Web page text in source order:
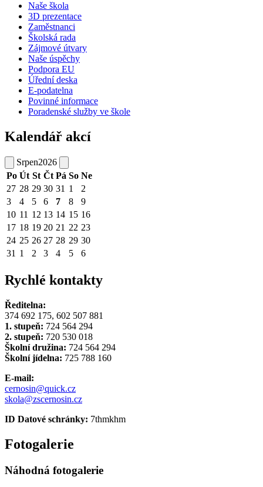
Naše škola
3D prezentace
Zaměstnanci
Školská rada
Zájmové útvary
Naše úspěchy
Podpora EU
Úřední deska
E-podatelna
Povinné informace
Poradenské služby ve škole
Kalendář akcí
Srpen2026
Po Út St Čt Pá So Ne
27 28 29 30 31 1
2
3
4 5 6 7 8
9
10 11 12 13 14 15 16
17 18 19 20 21 22 23
24 25 26 27 28 29 30
31 1 2 3 4 5 6
Rychlé kontakty
Ředitelna:
374 692 175, 602 507 881
1. stupeň: 724 564 294
2. stupeň: 720 530 018
Školní družina: 724 564 294
Školní jídelna: 725 788 160
E-mail:
cernosin@quick.cz
skola@zscernosin.cz
ID Datové schránky: 7thmkhm
Fotogalerie
Náhodná fotogalerie